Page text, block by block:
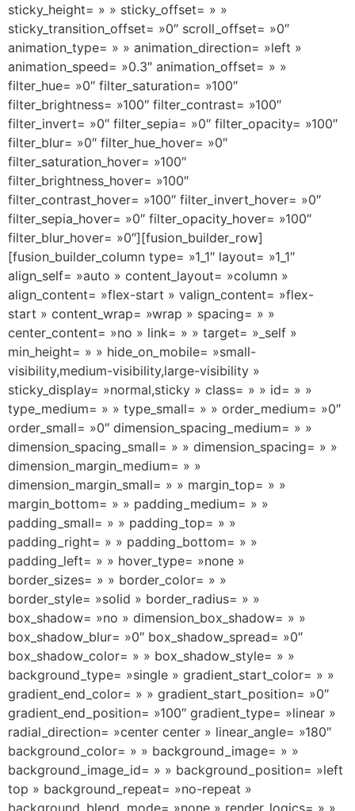
sticky_height= » » sticky_offset= » »
sticky_transition_offset= »0″ scroll_offset= »0″
animation_type= » » animation_direction= »left »
animation_speed= »0.3″ animation_offset= » »
filter_hue= »0″ filter_saturation= »100″
filter_brightness= »100″ filter_contrast= »100″
filter_invert= »0″ filter_sepia= »0″ filter_opacity= »100″
filter_blur= »0″ filter_hue_hover= »0″
filter_saturation_hover= »100″
filter_brightness_hover= »100″
filter_contrast_hover= »100″ filter_invert_hover= »0″
filter_sepia_hover= »0″ filter_opacity_hover= »100″
filter_blur_hover= »0″][fusion_builder_row]
[fusion_builder_column type= »1_1″ layout= »1_1″
align_self= »auto » content_layout= »column »
align_content= »flex-start » valign_content= »flex-
start » content_wrap= »wrap » spacing= » »
center_content= »no » link= » » target= »_self »
min_height= » » hide_on_mobile= »small-
visibility,medium-visibility,large-visibility »
sticky_display= »normal,sticky » class= » » id= » »
type_medium= » » type_small= » » order_medium= »0″
order_small= »0″ dimension_spacing_medium= » »
dimension_spacing_small= » » dimension_spacing= » »
dimension_margin_medium= » »
dimension_margin_small= » » margin_top= » »
margin_bottom= » » padding_medium= » »
padding_small= » » padding_top= » »
padding_right= » » padding_bottom= » »
padding_left= » » hover_type= »none »
border_sizes= » » border_color= » »
border_style= »solid » border_radius= » »
box_shadow= »no » dimension_box_shadow= » »
box_shadow_blur= »0″ box_shadow_spread= »0″
box_shadow_color= » » box_shadow_style= » »
background_type= »single » gradient_start_color= » »
gradient_end_color= » » gradient_start_position= »0″
gradient_end_position= »100″ gradient_type= »linear »
radial_direction= »center center » linear_angle= »180″
background_color= » » background_image= » »
background_image_id= » » background_position= »left
top » background_repeat= »no-repeat »
background_blend_mode= »none » render_logics= » »